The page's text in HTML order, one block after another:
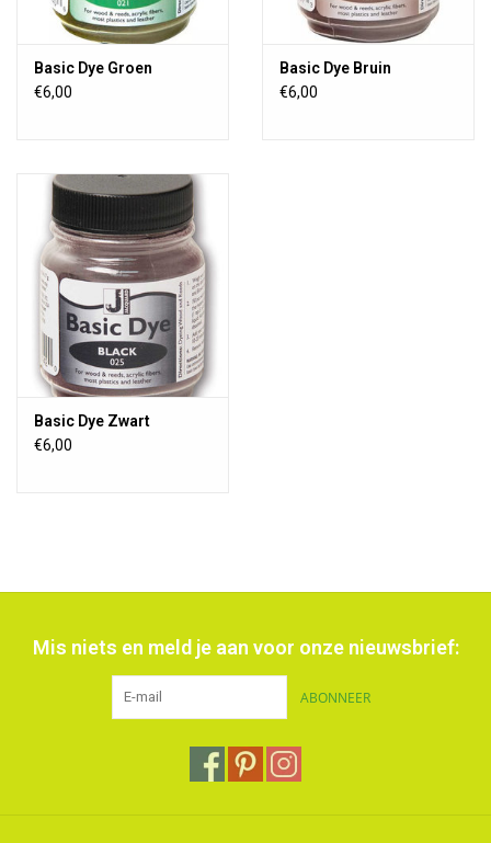
Basic Dye Groen
€6,00
Basic Dye Bruin
€6,00
Basic Dye Zwart
€6,00
Mis niets en meld je aan voor onze nieuwsbrief:
ABONNEER